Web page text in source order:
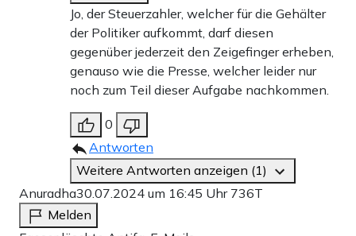
Jo, der Steuerzahler, welcher für die Gehälter
der Politiker aufkommt, darf diesen
gegenüber jederzeit den Zeigefinger erheben,
genauso wie die Presse, welcher leider nur
noch zum Teil dieser Aufgabe nachkommen.
0
Antworten
Weitere Antworten anzeigen (1)
Anuradha30.07.2024 um 16:45 Uhr 736T
Melden